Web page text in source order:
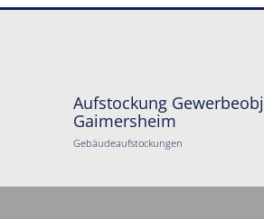
Aufstockung
Gaimersheim
Gebäudeaufstockungen